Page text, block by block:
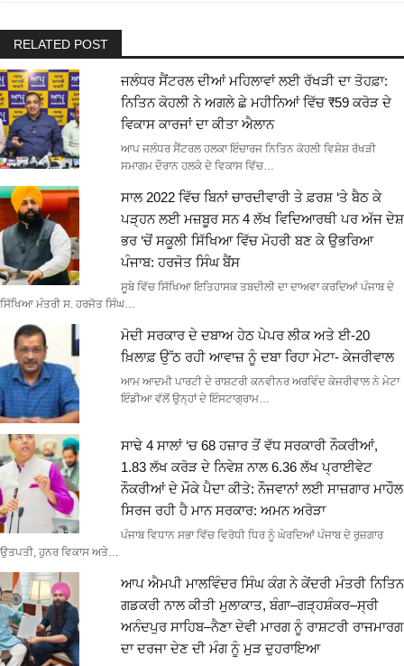
RELATED POST
ਜਲੰਧਰ ਸੈਂਟਰਲ ਦੀਆਂ ਮਹਿਲਾਵਾਂ ਲਈ ਰੱਖੜੀ ਦਾ ਤੋਹਫ਼ਾ:
ਨਿਤਿਨ ਕੋਹਲੀ ਨੇ ਅਗਲੇ ਛੇ ਮਹੀਨਿਆਂ ਵਿੱਚ ₹59 ਕਰੋੜ ਦੇ
ਵਿਕਾਸ ਕਾਰਜਾਂ ਦਾ ਕੀਤਾ ਐਲਾਨ
ਆਪ ਜਲੰਧਰ ਸੈਂਟਰਲ ਹਲਕਾ ਇੰਚਾਰਜ ਨਿਤਿਨ ਕੋਹਲੀ ਵਿਸ਼ੇਸ਼ ਰੱਖੜੀ
ਸਮਾਗਮ ਦੌਰਾਨ ਹਲਕੇ ਦੇ ਵਿਕਾਸ ਵਿੱਚ…
ਸਾਲ 2022 ਵਿੱਚ ਬਿਨਾਂ ਚਾਰਦੀਵਾਰੀ ਤੇ ਫ਼ਰਸ਼ ‘ਤੇ ਬੈਠ ਕੇ
ਪੜ੍ਹਨ ਲਈ ਮਜ਼ਬੂਰ ਸਨ 4 ਲੱਖ ਵਿਦਿਆਰਥੀ ਪਰ ਅੱਜ ਦੇਸ਼
ਭਰ ‘ਚੋਂ ਸਕੂਲੀ ਸਿੱਖਿਆ ਵਿੱਚ ਮੋਹਰੀ ਬਣ ਕੇ ਉਭਰਿਆ
ਪੰਜਾਬ: ਹਰਜੋਤ ਸਿੰਘ ਬੈਂਸ
ਸੂਬੇ ਵਿੱਚ ਸਿੱਖਿਆ ਇਤਿਹਾਸਕ ਤਬਦੀਲੀ ਦਾ ਦਾਅਵਾ ਕਰਦਿਆਂ ਪੰਜਾਬ ਦੇ
ਸਿੱਖਿਆ ਮੰਤਰੀ ਸ. ਹਰਜੋਤ ਸਿੰਘ…
ਮੋਦੀ ਸਰਕਾਰ ਦੇ ਦਬਾਅ ਹੇਠ ਪੇਪਰ ਲੀਕ ਅਤੇ ਈ-20
ਖ਼ਿਲਾਫ਼ ਉੱਠ ਰਹੀ ਆਵਾਜ਼ ਨੂੰ ਦਬਾ ਰਿਹਾ ਮੇਟਾ- ਕੇਜਰੀਵਾਲ
ਆਮ ਆਦਮੀ ਪਾਰਟੀ ਦੇ ਰਾਸ਼ਟਰੀ ਕਨਵੀਨਰ ਅਰਵਿੰਦ ਕੇਜਰੀਵਾਲ ਨੇ ਮੇਟਾ
ਇੰਡੀਆ ਵੱਲੋਂ ਉਨ੍ਹਾਂ ਦੇ ਇੰਸਟਾਗ੍ਰਾਮ…
ਸਾਢੇ 4 ਸਾਲਾਂ ‘ਚ 68 ਹਜ਼ਾਰ ਤੋਂ ਵੱਧ ਸਰਕਾਰੀ ਨੌਕਰੀਆਂ,
1.83 ਲੱਖ ਕਰੋੜ ਦੇ ਨਿਵੇਸ਼ ਨਾਲ 6.36 ਲੱਖ ਪ੍ਰਾਈਵੇਟ
ਨੌਕਰੀਆਂ ਦੇ ਮੌਕੇ ਪੈਦਾ ਕੀਤੇ: ਨੌਜਵਾਨਾਂ ਲਈ ਸਾਜ਼ਗਾਰ ਮਾਹੌਲ
ਸਿਰਜ ਰਹੀ ਹੈ ਮਾਨ ਸਰਕਾਰ: ਅਮਨ ਅਰੋੜਾ
ਪੰਜਾਬ ਵਿਧਾਨ ਸਭਾ ਵਿੱਚ ਵਿਰੋਧੀ ਧਿਰ ਨੂੰ ਘੇਰਦਿਆਂ ਪੰਜਾਬ ਦੇ ਰੁਜ਼ਗਾਰ
ਉਤਪਤੀ, ਹੁਨਰ ਵਿਕਾਸ ਅਤੇ…
ਆਪ ਐਮਪੀ ਮਾਲਵਿੰਦਰ ਸਿੰਘ ਕੰਗ ਨੇ ਕੇਂਦਰੀ ਮੰਤਰੀ ਨਿਤਿਨ
ਗਡਕਰੀ ਨਾਲ ਕੀਤੀ ਮੁਲਾਕਾਤ, ਬੰਗਾ–ਗੜ੍ਹਸ਼ੰਕਰ–ਸ੍ਰੀ
ਅਨੰਦਪੁਰ ਸਾਹਿਬ–ਨੈਣਾ ਦੇਵੀ ਮਾਰਗ ਨੂੰ ਰਾਸ਼ਟਰੀ ਰਾਜਮਾਰਗ
ਦਾ ਦਰਜਾ ਦੇਣ ਦੀ ਮੰਗ ਨੂੰ ਮੁੜ ਦੁਹਰਾਇਆ